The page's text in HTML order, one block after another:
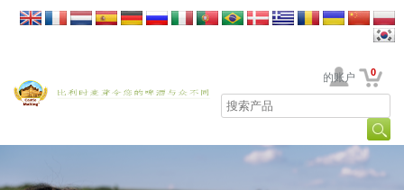
贵公司的账户 0